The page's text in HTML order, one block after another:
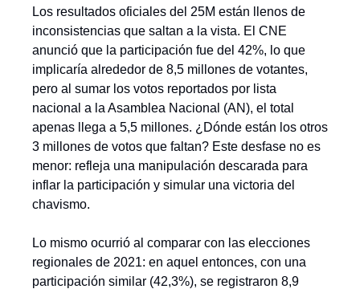
Los resultados oficiales del 25M están llenos de
inconsistencias que saltan a la vista. El CNE
anunció que la participación fue del 42%, lo que
implicaría alrededor de 8,5 millones de votantes,
pero al sumar los votos reportados por lista
nacional a la Asamblea Nacional (AN), el total
apenas llega a 5,5 millones. ¿Dónde están los otros
3 millones de votos que faltan? Este desfase no es
menor: refleja una manipulación descarada para
inflar la participación y simular una victoria del
chavismo.
Lo mismo ocurrió al comparar con las elecciones
regionales de 2021: en aquel entonces, con una
participación similar (42,3%), se registraron 8,9